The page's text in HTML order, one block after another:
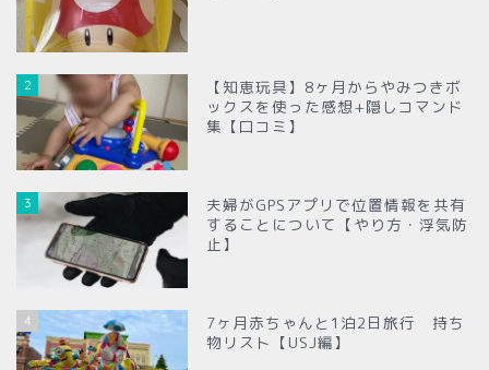
2
【知恵玩具】8ヶ月からやみつきボ
ックスを使った感想+隠しコマンド
集【口コミ】
3
夫婦がGPSアプリで位置情報を共有
することについて【やり方・浮気防
止】
4
7ヶ月赤ちゃんと1泊2日旅行 持ち
物リスト【USJ編】